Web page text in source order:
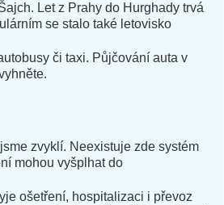
Let z Prahy do Hurghady trvá
se stalo také letovisko
či taxi. Půjčování auta v
zvyklí. Neexistuje zde systém
mohou vyšplhat do
ošetření, hospitalizaci i převoz